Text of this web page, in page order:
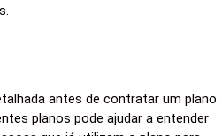
antes de contratar um plano
planos pode ajudar a entender